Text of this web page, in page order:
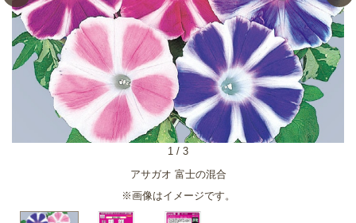
アサガオ 富士の混合
※画像はイメージです。
1 / 3